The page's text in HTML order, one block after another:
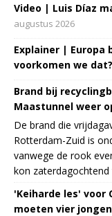
Video | Luis Díaz
augustus 2026
Explainer | Europa
voorkomen we dat?
Brand bij
Maastunnel weer
De brand die
Rotterdam-Zuid is
vanwege de rook
kon
'Keiharde les' voor
moeten vier